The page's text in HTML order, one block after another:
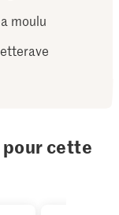
moulu
cette